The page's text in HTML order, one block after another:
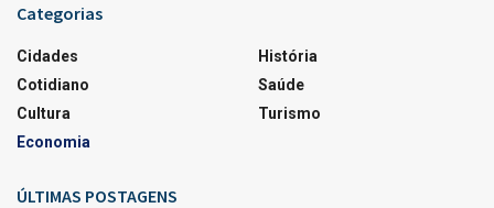
Categorias
Cidades
Cotidiano
Cultura
Economia
História
Saúde
Turismo
ÚLTIMAS POSTAGENS